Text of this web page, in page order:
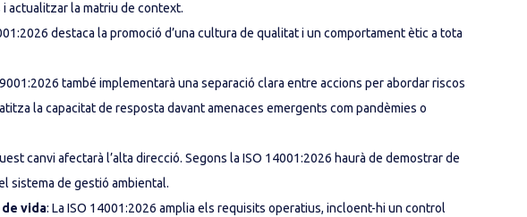
actualitzar la matriu de context.
destaca la promoció d’una cultura de qualitat i un comportament ètic a tota
9001:2026 també implementarà una separació clara entre accions per abordar riscos
la capacitat de resposta davant amenaces emergents com pandèmies o
canvi afectarà l’alta direcció. Segons la ISO 14001:2026 haurà de demostrar de
sistema de gestió ambiental.
de vida: La ISO 14001:2026 amplia els requisits operatius, incloent-hi un control